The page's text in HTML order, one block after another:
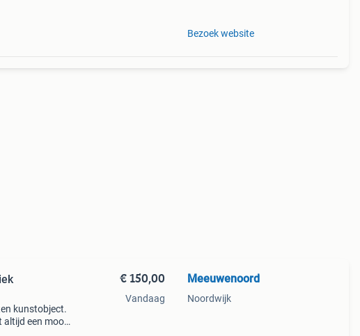
Bezoek website
kunstobject.
een mooie
€ 150,00
Vandaag
Meeuwenoord
Noordwijk